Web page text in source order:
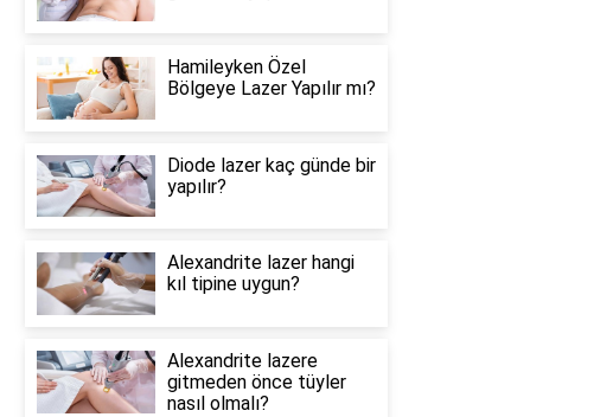
Hamileyken Özel
Bölgeye Lazer Yapılır mı?
Diode lazer kaç günde bir
yapılır?
Alexandrite lazer hangi
kıl tipine uygun?
Alexandrite lazere
gitmeden önce tüyler
nasıl olmalı?